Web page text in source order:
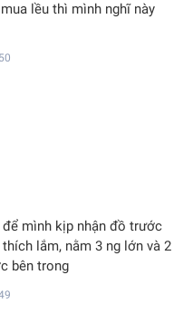
lều thì mình nghĩ này
mình kịp nhận đồ trước
lắm, nằm 3 ng lớn và 2
bên trong